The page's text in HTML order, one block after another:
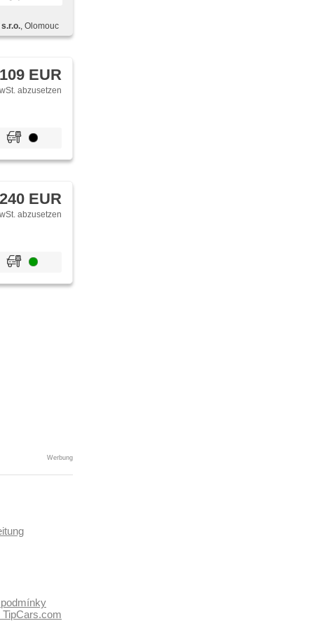
rádia
opěrka,
, Olomouc
EUR
abzusetzen
EUR
abzusetzen
Werbung